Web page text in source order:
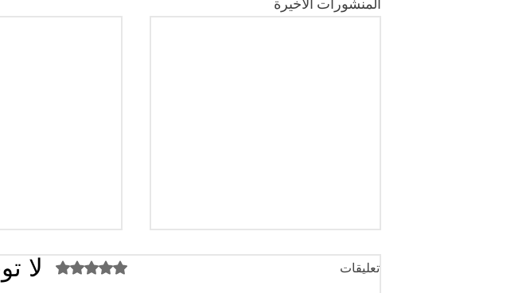
المنشورات الأخيرة
تعليقات تم التقييم بـ 0 من أصل 5 نجوم. لا